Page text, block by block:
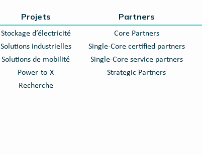
Projets
Stockage d’électricité
Solutions industrielles
Solutions de mobilité
Power-to-X
Recherche
Partners
Core Partners
Single-Core certified partners
Single-Core service partners
Strategic Partners